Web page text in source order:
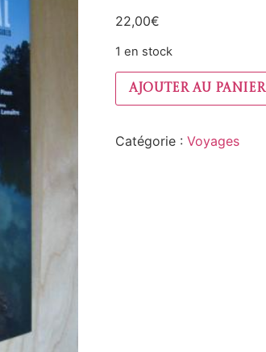
22,00€
1 en stock
Ajouter au panier
Catégorie : Voyages